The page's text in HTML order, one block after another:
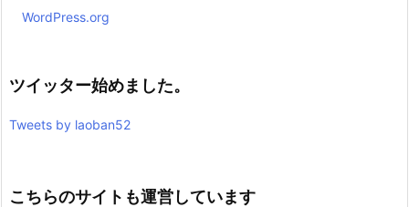
WordPress.org
ツイッター始めました。
Tweets by laoban52
こちらのサイトも運営しています